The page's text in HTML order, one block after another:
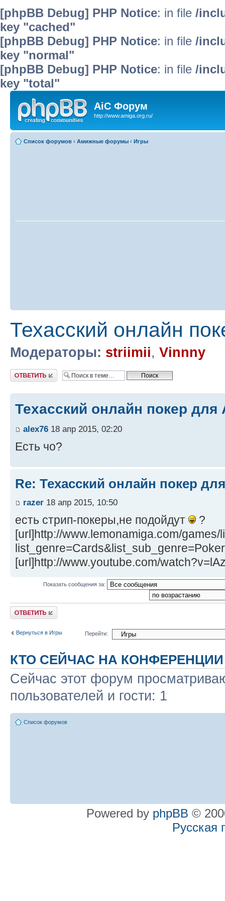
[phpBB Debug] PHP Notice: in file /
key "cached"
[phpBB Debug] PHP Notice: in file /
key "normal"
[phpBB Debug] PHP Notice: in file /
key "total"
AiC Форум
http://www.amiga.org.ru/
Список форумов ‹ Амижные форумы ‹ Игры
Техасский онлайн
Модераторы: striimii, Vinnny
Ответить
Техасский онлайн покер для
alex76 18 апр 2015, 02:20
Есть чо?
Re: Техасский онлайн покер
razer 18 апр 2015, 10:50
есть стрип-покеры,не подойдут
?
[url]http://www.lemonamiga.com/games/
[url]http://www.youtube.com/
Показать сообщения за:
Ответить
Вернуться в Игры Перейти:
КТО СЕЙЧАС НА КОНФЕРЕНЦИИ
Сейчас этот форум
пользователей и гости: 1
Список форумов
Powered by phpBB ©
Русская